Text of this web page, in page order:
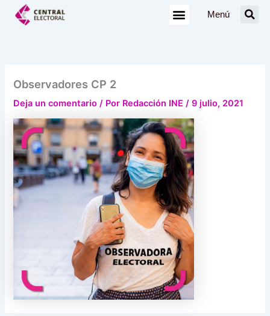
Menú
Observadores CP 2
Deja un comentario / Por Redacción INE/9 julio, 2021